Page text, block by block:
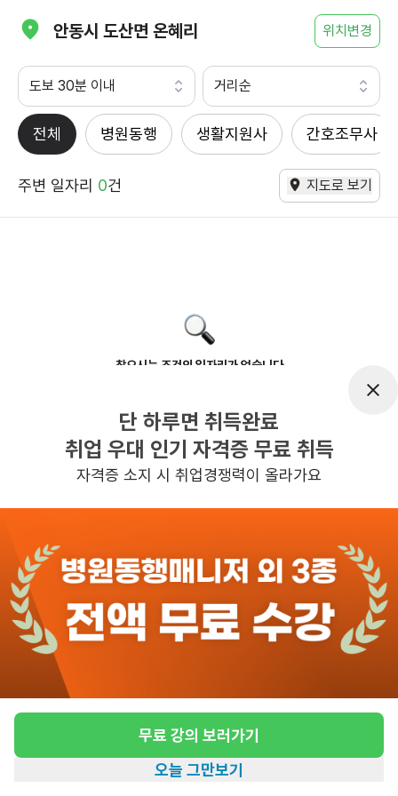
안동시 도산면 온혜리 위치변경
도보 30분 이내 거리순
전체 병원동행 생활지원사 간호조무사
주변 일자리 0건 지도로 보기
찾으시는 조건의 일자리가 없습니다
반경 3KM 이내의 일자리 확인하기
단 하루면 취득완료
취업 우대 인기 자격증 무료 취득
자격증 소지 시 취업경쟁력이 올라가요
무료 강의 보러가기
오늘 그만보기